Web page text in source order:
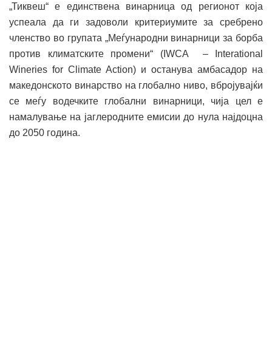
„Тиквеш“ е единствена винарница од регионот која
успеала да ги задоволи критериумите за сребрено
членство во групата „Меѓународни винарници за борба
против климатските промени“ (IWCA – Interational
Wineries for Climate Action) и останува амбасадор на
македонското винарство на глобално ниво, вбројувајќи
се меѓу водечките глобални винарници, чија цел е
намалување на јаглеродните емисии до нула најдоцна
до 2050 година.